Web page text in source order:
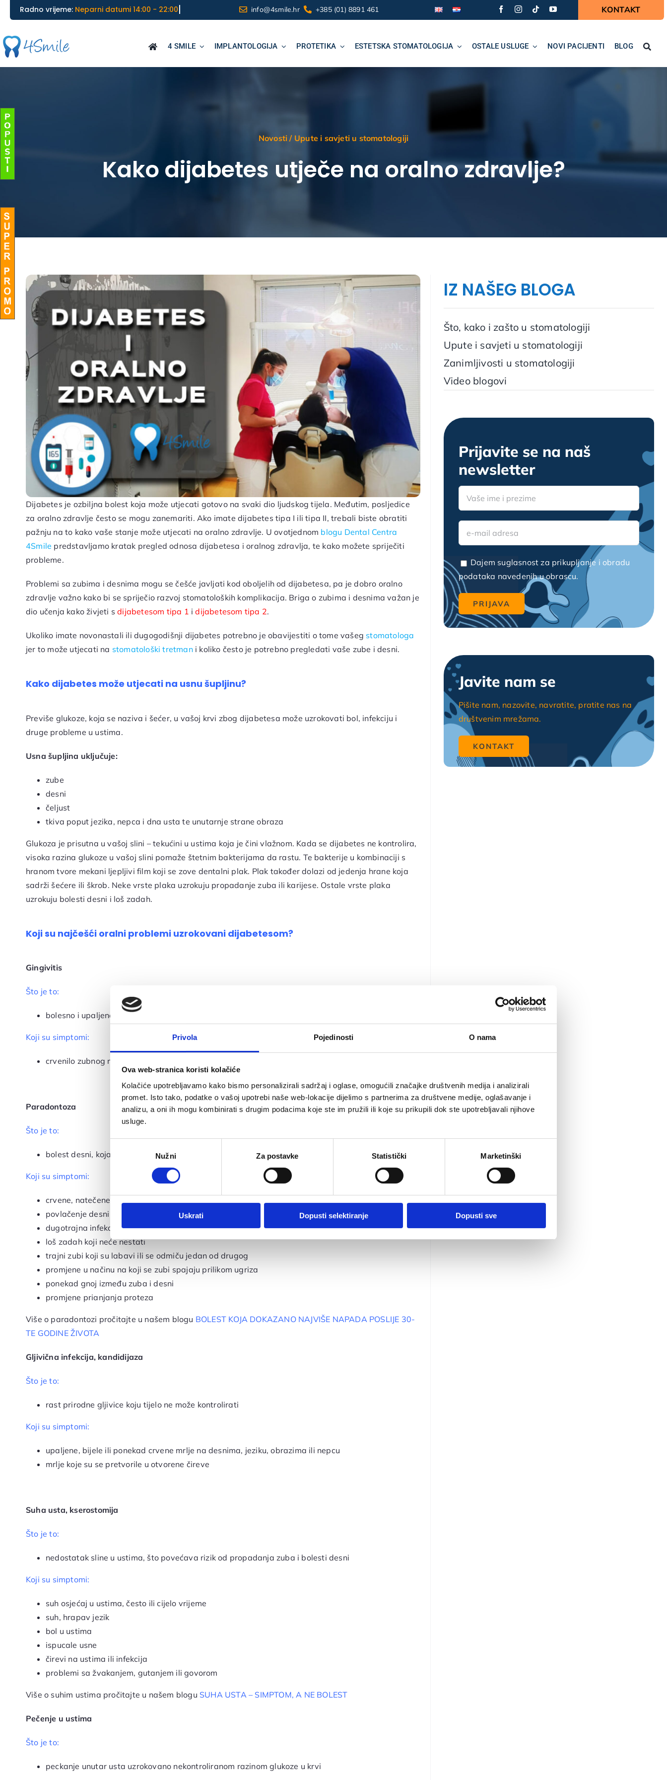
Privola Pojedinosti O nama
Ova web-stranica koristi kolačiće
Kolačiće upotrebljavamo kako bismo personalizirali sadržaj i oglase, omogućili značajke društvenih medija i analizirali
promet. Isto tako, podatke o vašoj upotrebi naše web-lokacije dijelimo s partnerima za društvene medije, oglašavanje i
analizu, a oni ih mogu kombinirati s drugim podacima koje ste im pružili ili koje su prikupili dok ste upotrebljavali njihove
usluge.
pristanka
Nužni Za postavke Statistički Marketinški
Uskrati Dopusti selektiranje Dopusti sve
________________________________________Skip
to
Radno vrijeme: info@4smile.hr +385 (01) 8891 461 KONTAKT
4 SMILE IMPLANTOLOGIJA PROTETIKA ESTETSKA STOMATOLOGIJA OSTALE USLUGE NOVI PACIJENTI BLOG
Novosti / Upute i savjeti u stomatologiji
Kako dijabetes utječe na oralno zdravlje?
Dijabetes je ozbiljna bolest koja može utjecati gotovo na svaki dio ljudskog tijela. Međutim, posljedice
za oralno zdravlje često se mogu zanemariti. Ako imate dijabetes tipa I ili tipa II, trebali biste obratiti
pažnju na to kako vaše stanje može utjecati na oralno zdravlje. U ovotjednom blogu Dental Centra
4Smile predstavljamo kratak pregled odnosa dijabetesa i oralnog zdravlja, te kako možete spriječiti
probleme.
Problemi sa zubima i desnima mogu se češće javljati kod oboljelih od dijabetesa, pa je dobro oralno
zdravlje važno kako bi se spriječio razvoj stomatoloških komplikacija. Briga o zubima i desnima važan je
dio učenja kako živjeti sdijabetesom tipa 1 idijabetesom tipa 2.
Ukoliko imate novonastali ili dugogodišnji dijabetes potrebno je obavijestiti o tome vašeg stomatologa
jer to može utjecati na stomatološki tretmani koliko često je potrebno pregledati vaše zube i desni.
Kako dijabetes može utjecati na usnu šupljinu?
Previše glukoze, koja se naziva i šećer, u vašoj krvi zbog dijabetesa može uzrokovati bol, infekciju i
druge probleme u ustima.
Usna šupljina uključuje:
zube
desni
čeljust
tkiva poput jezika, nepca i dna usta te unutarnje strane obraza
Glukoza je prisutna u vašoj slini – tekućini u ustima koja je čini vlažnom. Kada se dijabetes ne kontrolira,
visoka razina glukoze u vašoj slini pomaže štetnim bakterijama da rastu. Te bakterije u kombinaciji s
hranom tvore mekani ljepljivi film koji se zove dentalni plak. Plak također dolazi od jedenja hrane koja
sadrži šećere ili škrob. Neke vrste plaka uzrokuju propadanje zuba ili karijese. Ostale vrste plaka
uzrokuju bolesti desni i loš zadah.
Koji su najčešći oralni problemi uzrokovani dijabetesom?
Gingivitis
Što je to:
bolesno i upaljeno zubno meso
Koji su simptomi:
crvenilo zubnog mesa, natečenost desni i krvarenje desni
Paradontoza
Što je to:
bolest desni, koja se može promijeniti od blage do teške
Koji su simptomi:
crvene, natečene i krvave desni
povlačenje desni
dugotrajna infekcija između zuba i desni
loš zadah koji neće nestati
trajni zubi koji su labavi ili se odmiču jedan od drugog
promjene u načinu na koji se zubi spajaju prilikom ugriza
ponekad gnoj između zuba i desni
promjene prianjanja proteza
Više o paradontozi pročitajte u našem blogu BOLEST KOJA DOKAZANO NAJVIŠE NAPADA POSLIJE 30-
TE GODINE ŽIVOTA
Gljivična infekcija, kandidijaza
Što je to:
rast prirodne gljivice koju tijelo ne može kontrolirati
Koji su simptomi:
upaljene, bijele ili ponekad crvene mrlje na desnima, jeziku, obrazima ili nepcu
mrlje koje su se pretvorile u otvorene čireve
Suha usta, kserostomija
Što je to:
nedostatak sline u ustima, što povećava rizik od propadanja zuba i bolesti desni
Koji su simptomi:
suh osjećaj u ustima, često ili cijelo vrijeme
suh, hrapav jezik
bol u ustima
ispucale usne
čirevi na ustima ili infekcija
problemi sa žvakanjem, gutanjem ili govorom
Više o suhim ustima pročitajte u našem blogu SUHA USTA – SIMPTOM, A NE BOLEST
Pečenje u ustima
Što je to:
peckanje unutar usta uzrokovano nekontroliranom razinom glukoze u krvi
IZ NAŠEG BLOGA
Što, kako i zašto u stomatologiji
Upute i savjeti u stomatologiji
Zanimljivosti u stomatologiji
Video blogovi
Prijavite se na naš
newsletter
Dajem suglasnost za prikupljanje i obradu
podataka navedenih u obrascu.
Javite nam se
Pišite nam, nazovite, navratite, pratite nas na
društvenim mrežama.
KONTAKT